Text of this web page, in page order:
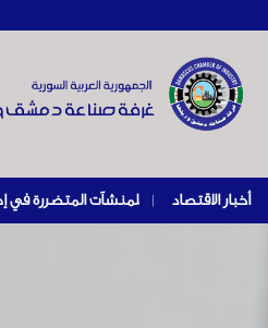
أخبار الاقتصاد |